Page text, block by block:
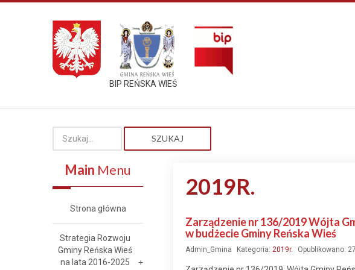
BIP REŃSKA WIEŚ
SZUKAJ
2019R.
Zarządzenie nr 136/2019 Wójta
w budżecie Gminy Reńska Wieś
Admin_Gmina Kategoria: 2019r. Opublikowano:
Main Menu
Strona główna
Strategia Rozwoju
Gminy Reńska Wieś
na lata 2016-2025